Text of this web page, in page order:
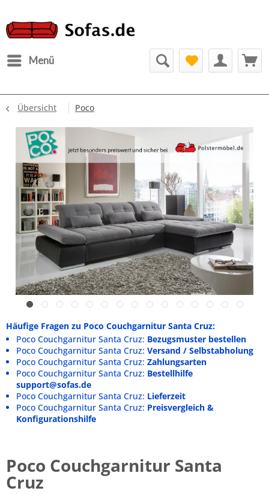
Menü
Übersicht Poco
Häufige Fragen zu Poco Couchgarnitur Santa Cruz:
Poco Couchgarnitur Santa Cruz: Bezugsmuster bestellen
Poco Couchgarnitur Santa Cruz: Versand / Selbstabholung
Poco Couchgarnitur Santa Cruz: Zahlungsarten
Poco Couchgarnitur Santa Cruz: Bestellhilfe
support@sofas.de
Poco Couchgarnitur Santa Cruz: Lieferzeit
Poco Couchgarnitur Santa Cruz: Preisvergleich &
Konfigurationshilfe
Poco Couchgarnitur Santa
Cruz